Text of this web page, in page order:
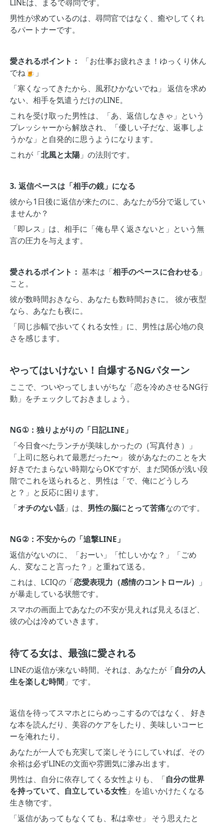
LINEは、まるで尋問です。
男性が求めているのは、尋問官ではなく、癒やしてくれ
るパートナーです。
愛されるポイント：
「お仕事お疲れさま！ゆっくり休ん
でね🍺」
「寒くなってきたから、風邪ひかないでね」 返信を求め
ない、相手を気遣うだけのLINE。
これを受け取った男性は、「あ、返信しなきゃ」という
プレッシャーから解放され、「優しい子だな、返事しよ
うかな」と自発的に思うようになります。
これが「北風と太陽 」の法則です。
3. 返信ペースは「相手の鏡」になる
彼から1日後に返信が来たのに、あなたが5分で返してい
ませんか？
「即レス」は、相手に「俺も早く返さないと」という無
言の圧力を与えます。
愛されるポイント： 基本は「相手のペースに合わせる 」
こと。
彼が数時間おきなら、あなたも数時間おきに。 彼が夜型
なら、あなたも夜に。
「同じ歩幅で歩いてくれる女性」に、男性は居心地の良
さを感じます。
やってはいけない！自爆するNGパターン
ここで、ついやってしまいがちな「恋を冷めさせるNG行
動」をチェックしておきましょう。
NG①：独りよがりの「日記LINE」
「今日食べたランチが美味しかったの（写真付き）」
「上司に怒られて最悪だった〜」 彼があなたのことを大
好きでたまらない時期ならOKですが、まだ関係が浅い段
階でこれを送られると、男性は「で、俺にどうしろ
と？」と反応に困ります。
「オチのない話」は、 男性の脳にとって苦痛なのです。
NG②：不安からの「追撃LINE」
返信がないのに、「おーい」「忙しいかな？」「ごめ
ん、変なこと言った？」と重ねて送る。
これは、LCIQの「恋愛表現力（感情のコントロール）
」
が暴走している状態です。
スマホの画面上であなたの不安が見えれば見えるほど、
彼の心は冷めていきます。
待てる女は、最強に愛される
LINEの返信が来ない時間。それは、あなたが「自分の人
生を楽しむ時間 」です。
返信を待ってスマホとにらめっこするのではなく、 好き
な本を読んだり、美容のケアをしたり、美味しいコーヒ
ーを淹れたり。
あなたが一人でも充実して楽しそうにしていれば、その
余裕は必ずLINEの文面や雰囲気に滲み出ます。
男性は、自分に依存してくる女性よりも、「自分の世界
を持っていて、自立している女性 」を追いかけたくなる
生き物です。
「返信があってもなくても、私は幸せ」 そう思えたと